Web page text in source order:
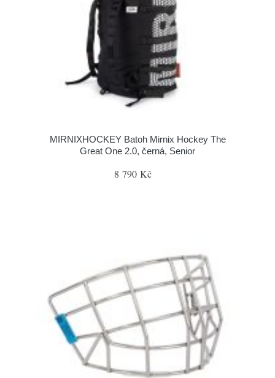
MIRNIXHOCKEY Batoh Mirnix Hockey The
Great One 2.0, černá, Senior
8 790 Kč